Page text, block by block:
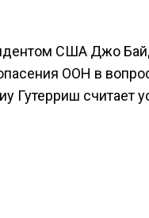
США Джо
ООН в
Гутерриш считает